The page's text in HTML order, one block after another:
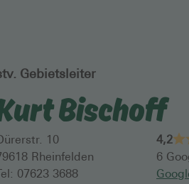
Gebietsleiter
Bischoff
10
Rheinfelden
Tel: 07623 3688
4,2
6